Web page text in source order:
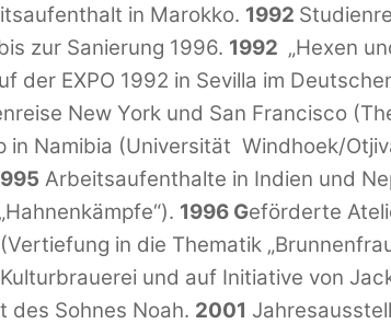
in Marokko. 1992
zur Sanierung 1996. 1992 „Hexen
der EXPO 1992 in Sevilla im
New York und San Francisco
Namibia (Universität Windhoek/
Arbeitsaufenthalte in Indien und
1996 Geförderte
in die Thematik
und auf Initiative von
des Sohnes Noah. 2001